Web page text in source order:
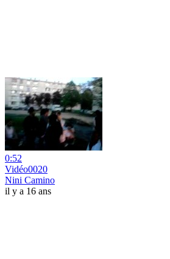
0:52
Vidéo0020
Nini Camino
il y a 16 ans